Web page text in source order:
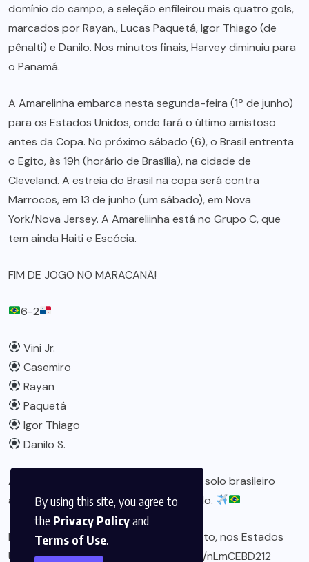
By using this site, you agree to
the Privacy Policyand
Terms of Use.
domínio do campo, a seleção enfileirou mais quatro gols,
marcados por Rayan., Lucas Paquetá, Igor Thiago (de
pênalti) e Danilo. Nos minutos finais, Harvey diminuiu para
o Panamá.
A Amarelinha embarca nesta segunda-feira (1º de junho)
para os Estados Unidos, onde fará o último amistoso
antes da Copa. No próximo sábado (6), o Brasil entrenta
o Egito, às 19h (horário de Brasília), na cidade de
Cleveland. A estreia do Brasil na copa será contra
Marrocos, em 13 de junho (um sábado), em Nova
York/Nova Jersey. A Amareliinha está no Grupo C, que
tem ainda Haiti e Escócia.
FIM DE JOGO NO MARACANÃ!
6-2
Vini Jr.
Casemiro
Rayan
Paquetá
Igor Thiago
Danilo S.
A Seleção encerra sua preparação em solo brasileiro
antes da viagem para a Copa do Mundo.
Próxima parada: amistoso contra o Egito, nos Estados
Unidos.#BateNoPeito pic.twitter.com/nLmCEBD212